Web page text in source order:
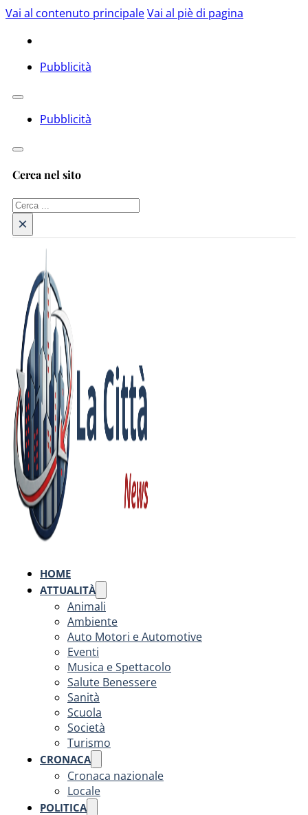
Vai al contenuto principaleVai al piè di pagina
Pubblicità
Pubblicità
Cerca nel sito
Cerca
×
HOME
ATTUALITÀ
Animali
Ambiente
Auto Motori e Automotive
Eventi
Musica e Spettacolo
Salute Benessere
Sanità
Scuola
Società
Turismo
CRONACA
Cronaca nazionale
Locale
POLITICA